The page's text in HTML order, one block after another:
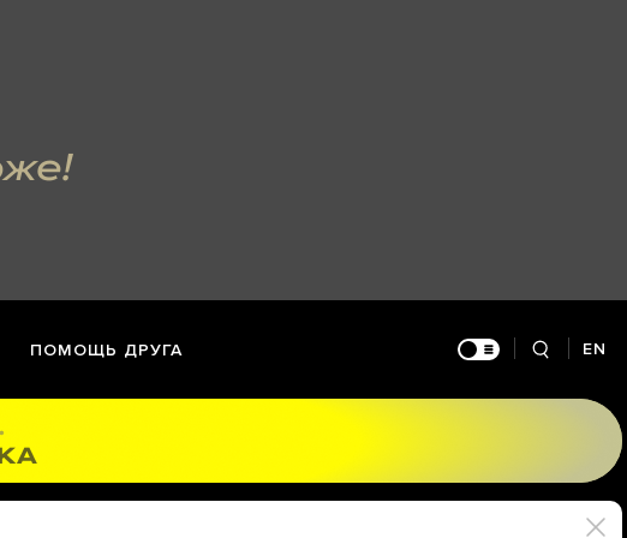
ПОМОЩЬ ДРУГА EN